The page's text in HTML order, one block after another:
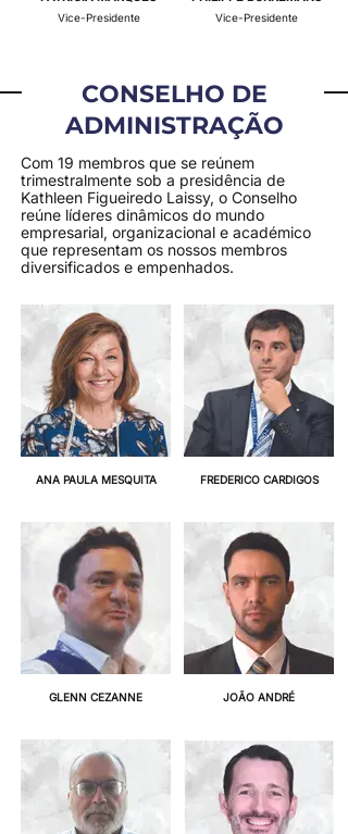
Vice-Presidente Vice-Presidente
CONSELHO DE
ADMINISTRAÇÃO
Com 19 membros que se reúnem
trimestralmente sob a presidência de
Kathleen Figueiredo Laissy, o Conselho
reúne líderes dinâmicos do mundo
empresarial, organizacional e académico
que representam os nossos membros
diversificados e empenhados.
ANA PAULA MESQUITA FREDERICO CARDIGOS
GLENN CEZANNE JOÃO ANDRÉ